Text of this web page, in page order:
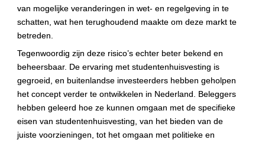
van mogelijke veranderingen in wet- en regelgeving in te
schatten, wat hen terughoudend maakte om deze markt te
betreden.
Tegenwoordig zijn deze risico’s echter beter bekend en
beheersbaar. De ervaring met studentenhuisvesting is
gegroeid, en buitenlandse investeerders hebben geholpen
het concept verder te ontwikkelen in Nederland. Beleggers
hebben geleerd hoe ze kunnen omgaan met de specifieke
eisen van studentenhuisvesting, van het bieden van de
juiste voorzieningen, tot het omgaan met politieke en